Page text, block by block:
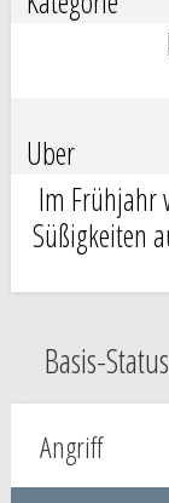
Uber
Im Frühjahr
Süßigkeiten
Basis-
Angriff